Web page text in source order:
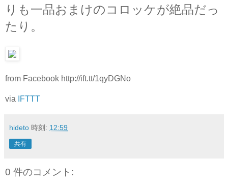
りも一品おまけのコロッケが絶品だっ
たり。
from Facebook http://ift.tt/1qyDGNo
via IFTTT
hideto 時刻: 12:59
共有
0 件のコメント: